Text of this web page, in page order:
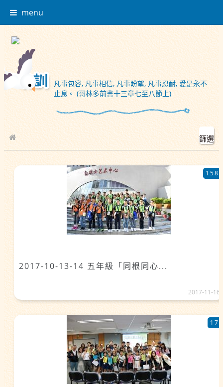
menu
凡事包容, 凡事相信, 凡事盼望, 凡事忍耐, 愛是永不
止息。 (哥林多前書十三章七至八節上)
校園相簿
篩選
2017-10-13-14 五年級「同根同心...
158
2017-11-16
17